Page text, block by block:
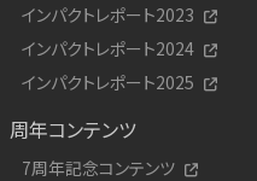
インパクトレポート2023
インパクトレポート2024
インパクトレポート2025
周年コンテンツ
7周年記念コンテンツ